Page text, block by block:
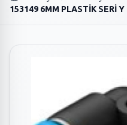
153149 6MM PLASTİK SERİ